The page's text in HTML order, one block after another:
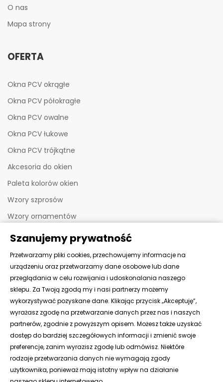
O nas
Mapa strony
OFERTA
Okna PCV okrągłe
Okna PCV półokragłe
Okna PCV owalne
Okna PCV łukowe
Okna PCV trójkątne
Akcesoria do okien
Paleta kolorów okien
Wzory szprosów
Wzory ornamentów
MOJE KONTO
Moje zamówienia
Moje adresy
Moje dane
KONTAKT
Szanujemy prywatność
Przetwarzamy pliki cookies, przechowujemy informacje na
urządzeniu oraz przetwarzamy dane osobowe lub dane
przeglądania w celu rozwijania i udoskonalania naszego
sklepu. Za Twoją zgodą my i nasi partnerzy możemy
wykorzystywać pozyskane dane. Klikając przycisk „Akceptuję”,
wyrażasz zgodę na przetwarzanie danych przez nas i naszych
partnerów, zgodnie z powyższym opisem. Możesz także uzyskać
dostęp do bardziej szczegółowych informacji i zmienić swoje
preferencje, zanim wyrazisz zgodę lub odmówisz. Niektóre
rodzaje przetwarzania danych nie wymagają zgody
użytkownika, ponieważ mają istotny wpływ na działanie